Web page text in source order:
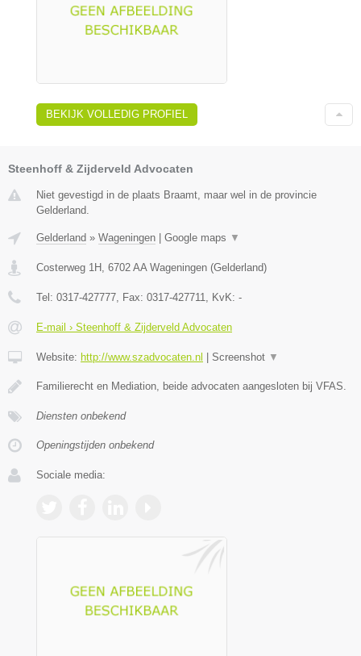
BEKIJK VOLLEDIG PROFIEL
Steenhoff & Zijderveld Advocaten
Niet gevestigd in de plaats Braamt, maar wel in de provincie
Gelderland.
Gelderland » Wageningen Google maps ▼
Costerweg 1H , 6702 AA Wageningen (Gelderland)
Tel: 0317-427777, Fax: 0317-427711, KvK: -
E-mail › Steenhoff & Zijderveld Advocaten
Website: http://www.szadvocaten.nl Screenshot ▼
Familierecht en Mediation, beide advocaten aangesloten bij VFAS.
Diensten onbekend
Openingstijden onbekend
Sociale media: